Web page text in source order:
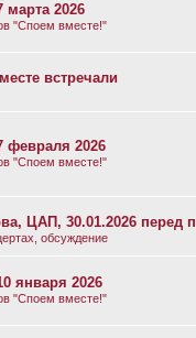
2026
"Споем вместе!"
встречали
2026
"Споем вместе!"
ЦАП, 30.01.2026 перед
обсуждение
января 2026
"Споем вместе!"